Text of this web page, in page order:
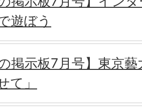
遊ぼう
掲示板7月号】東京
て」